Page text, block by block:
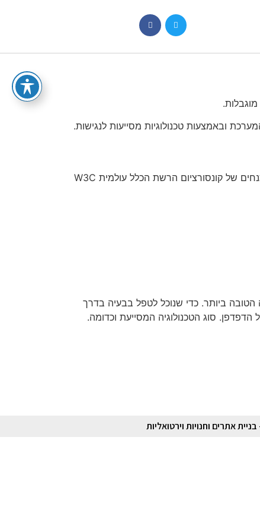
ובאמצעות טכנולוגיות מסייעות לנגישות.
2. לתקן הישראלי ת”י 5568 – “קווים מנחים לנגישות תכנים באינטרנט” לרמה . AA תקן ישראלי זה זהה למסמך הקווים המנחים של קונסורציום הרשת הכלל עולמית W3C
ביותר. כדי שנוכל לטפל בבעיה בדרך
סוג הטכנולוגיה המסייעת וכדומה.
אתרים וחנויות וירטואליות